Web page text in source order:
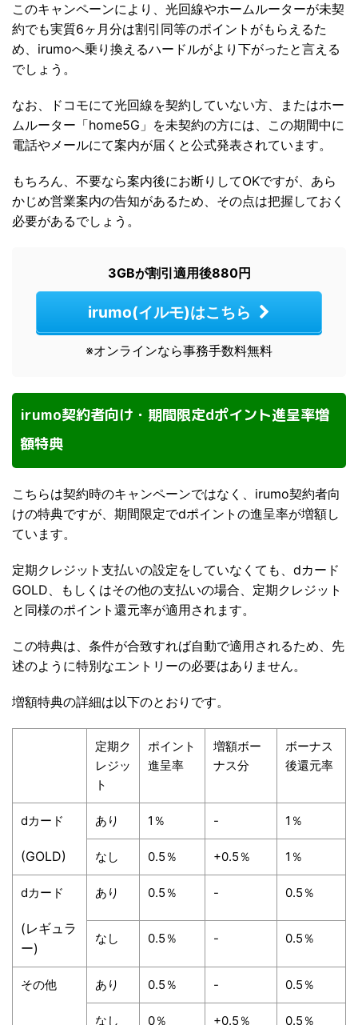
このキャンペーンにより、光回線やホームルーターが未契
約でも実質6ヶ月分は割引同等のポイントがもらえるた
め、irumoへ乗り換えるハードルがより下がったと言える
でしょう。
なお、ドコモにて光回線を契約していない方、またはホー
ムルーター「home5G」を未契約の方には、この期間中に
電話やメールにて案内が届くと公式発表されています。
もちろん、不要なら案内後にお断りしてOKですが、あら
かじめ営業案内の告知があるため、その点は把握しておく
必要があるでしょう。
3GBが割引適用後880円
irumo(イルモ)はこちら
※オンラインなら事務手数料無料
irumo契約者向け・期間限定dポイント進呈率増
額特典
こちらは契約時のキャンペーンではなく、irumo契約者向
けの特典ですが、期間限定でdポイントの進呈率が増額し
ています。
定期クレジット支払いの設定をしていなくても、dカード
GOLD、もしくはその他の支払いの場合、定期クレジット
と同様のポイント還元率が適用されます。
この特典は、条件が合致すれば自動で適用されるため、先
述のように特別なエントリーの必要はありません。
増額特典の詳細は以下のとおりです。
定期ク
レジッ
ト
ポイント
進呈率
増額ボー
ナス分
ボーナス
後還元率
dカード
(GOLD)
あり 1％ - 1％
なし 0.5％ +0.5％ 1％
dカード
(レギュラ
ー)
あり 0.5％ - 0.5％
なし 0.5％ - 0.5％
その他 あり 0.5％ - 0.5％
なし 0％ +0.5％ 0.5％